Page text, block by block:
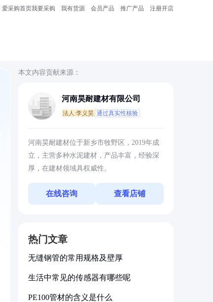
爱采购首页我要采购 我有货源 会员产品 推广产品 注册开店
本文内容贡献来源：
河南昊耐建材有限公司
法人:李义昊 通过真实性核验
河南昊耐建材位于新乡市牧野区，2019年成
立，主营多种水泥建材，产品丰富，经验深
厚，在建材领域具权威性。
在线咨询 查看店铺
热门文章
无缝钢管的常用规格及壁厚
生活中常见的传感器有哪些呢
PE100管材的含义是什么